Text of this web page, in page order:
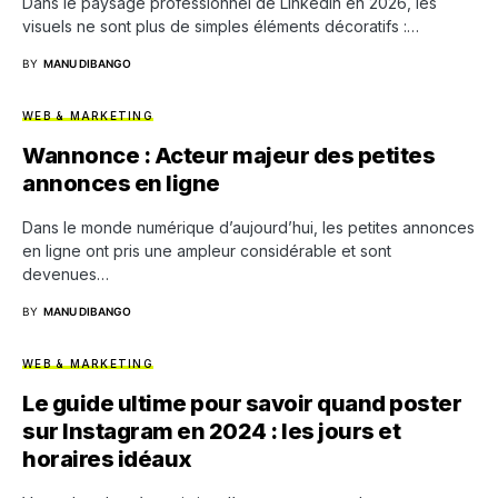
visuels ne sont plus de simples éléments décoratifs :…
BY MANU DIBANGO
WEB & MARKETING
Wannonce : Acteur majeur des petites
annonces en ligne
Dans le monde numérique d’aujourd’hui, les petites annonces
en ligne ont pris une ampleur considérable et sont
devenues…
BY MANU DIBANGO
WEB & MARKETING
Le guide ultime pour savoir quand poster
sur Instagram en 2024 : les jours et
horaires idéaux